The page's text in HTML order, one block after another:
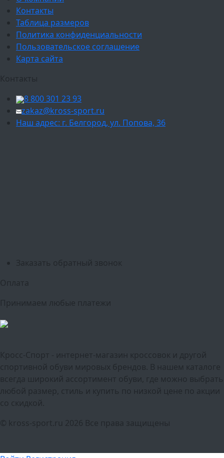
Контакты
Таблица размеров
Политика конфиденциальности
Пользовательское соглашение
Карта сайта
Контакты
8 800 301 23 93
zakaz@kross-sport.ru
Наш адрес: г. Белгород, ул. Попова, 36
Заказать обратный звонок
Оплата
Принимаем любые платежи
Кросс-Спорт - интернет-магазин кроссовок и другой
спортивной обуви мировых брендов. В нашем каталоге
всегда широкий ассортимент обуви, где можно выбрать
любой размер, стиль и купить по низкой цене по акции
со скидкой.
© kross-sport.ru
2026 Все права защищены